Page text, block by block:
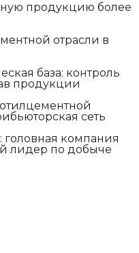
продукцию более
отрасли в
база: контроль
продукции
сеть
головная компания
лидер по добыче